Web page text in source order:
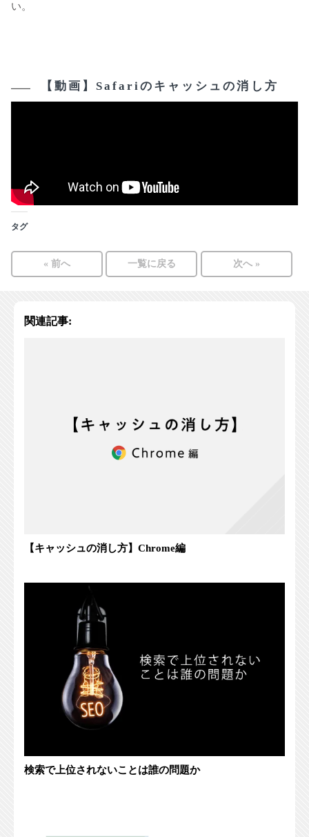
い。
【動画】Safariのキャッシュの消し方
タグ
« 前へ 一覧に戻る 次へ »
関連記事:
【キャッシュの消し方】Chrome編
検索で上位されないことは誰の問題か